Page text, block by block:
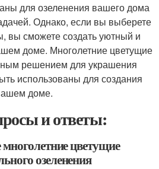
для озеленения вашего дома
Однако, если вы выберете
вы сможете создать уютный и
доме. Многолетние цветущие
решением для украшения
использованы для создания
доме.
и ответы:
цветущие
озеленения